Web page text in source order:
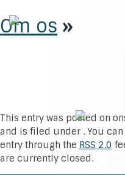
Om os »
This entry was posted on
and is filed under . You can
entry through the RSS 2.0
are currently closed.